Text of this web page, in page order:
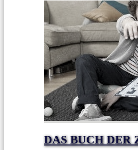
DAS BUCH DER